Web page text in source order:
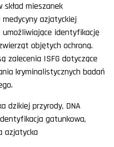
skład mieszanek
azjatyckiej
identyfikację
objętych ochroną.
zalecenia ISFG dotyczące
kryminalistycznych badań
dzikiej przyrody, DNA
gatunkowa,
azjatycka